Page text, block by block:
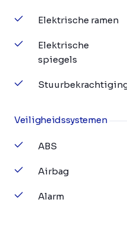
Elektrische ramen
Elektrische
spiegels
Veiligheidssystemen
ABS
Airbag
Alarm